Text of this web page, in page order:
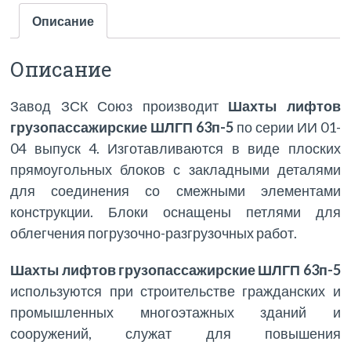
Описание
Описание
Завод ЗСК Союз производит Шахты лифтов
грузопассажирские ШЛГП 63п-5 по серии ИИ 01-
04 выпуск 4. Изготавливаются в виде плоских
прямоугольных блоков с закладными деталями
для соединения со смежными элементами
конструкции. Блоки оснащены петлями для
облегчения погрузочно-разгрузочных работ.
Шахты лифтов грузопассажирские ШЛГП 63п-5
используются при строительстве гражданских и
промышленных многоэтажных зданий и
сооружений, служат для повышения